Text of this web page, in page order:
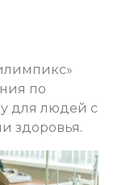
по
для людей с
здоровья.